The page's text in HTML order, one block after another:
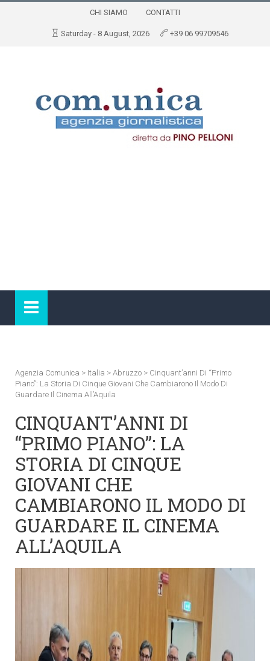
CHI SIAMO CONTATTI
Saturday - 8 August, 2026 +39 06 99709546
Agenzia Comunica > Italia > Abruzzo > Cinquant’anni Di “Primo
Piano”: La Storia Di Cinque Giovani Che Cambiarono Il Modo Di
Guardare Il Cinema All’Aquila
CINQUANT’ANNI DI
“PRIMO PIANO”: LA
STORIA DI CINQUE
GIOVANI CHE
CAMBIARONO IL MODO DI
GUARDARE IL CINEMA
ALL’AQUILA